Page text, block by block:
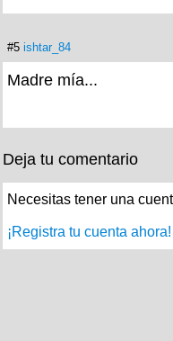
#5 ishtar_84
Madre mía...
Deja tu comentario
Necesitas tener una
¡Registra tu cuenta ahora!